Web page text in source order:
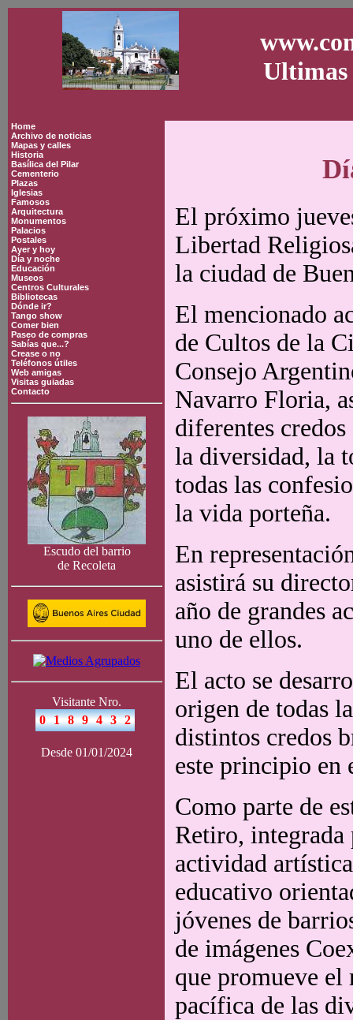
Ultimas
Home
Archivo de noticias
Mapas y calles
Historia
Basílica del Pilar
Cementerio
Plazas
Iglesias
Famosos
Arquitectura
Monumentos
Palacios
Postales
Ayer y hoy
Día y noche
Educación
Museos
Centros Culturales
Bibliotecas
Dónde ir?
Tango show
Comer bien
Paseo de compras
Sabías que...?
Crease o no
Teléfonos útiles
Web amigas
Visitas guiadas
Contacto
Escudo del barrio
de Recoleta
Visitante Nro.
Desde 01/01/2024
El próximo
Libertad
la ciudad de
El mencionado
de Cultos de la
Consejo
Navarro Floria,
diferentes
la diversidad, la
todas las
la vida porteña.
En
asistirá su
año de grandes
uno de ellos.
El acto se
origen de todas
distintos credos
este principio en
Como parte de
Retiro,
actividad
educativo
jóvenes de
de imágenes
que promueve
pacífica de las